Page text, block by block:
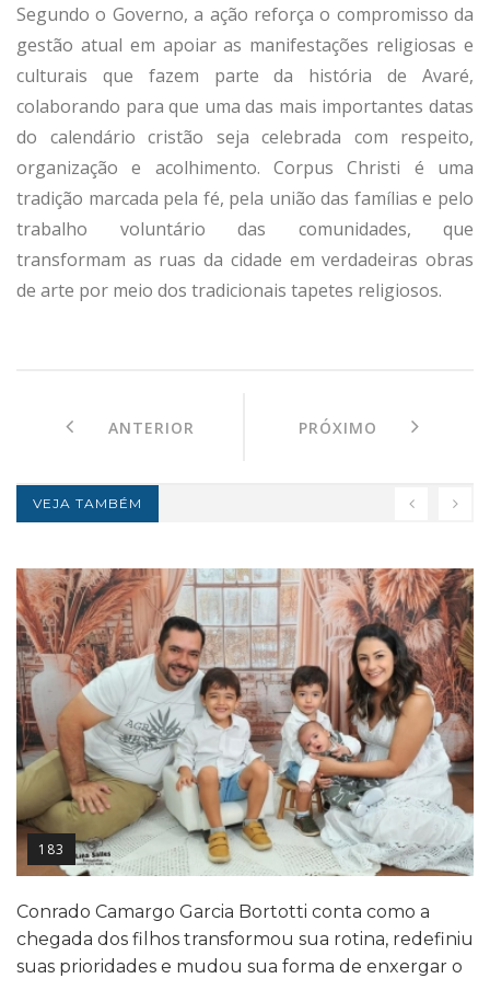
Segundo o Governo, a ação reforça o compromisso da
gestão atual em apoiar as manifestações religiosas e
culturais que fazem parte da história de Avaré,
colaborando para que uma das mais importantes datas
do calendário cristão seja celebrada com respeito,
organização e acolhimento. Corpus Christi é uma
tradição marcada pela fé, pela união das famílias e pelo
trabalho voluntário das comunidades, que
transformam as ruas da cidade em verdadeiras obras
de arte por meio dos tradicionais tapetes religiosos.
ANTERIOR PRÓXIMO
VEJA TAMBÉM
183
Conrado Camargo Garcia Bortotti conta como a
chegada dos filhos transformou sua rotina, redefiniu
suas prioridades e mudou sua forma de enxergar o